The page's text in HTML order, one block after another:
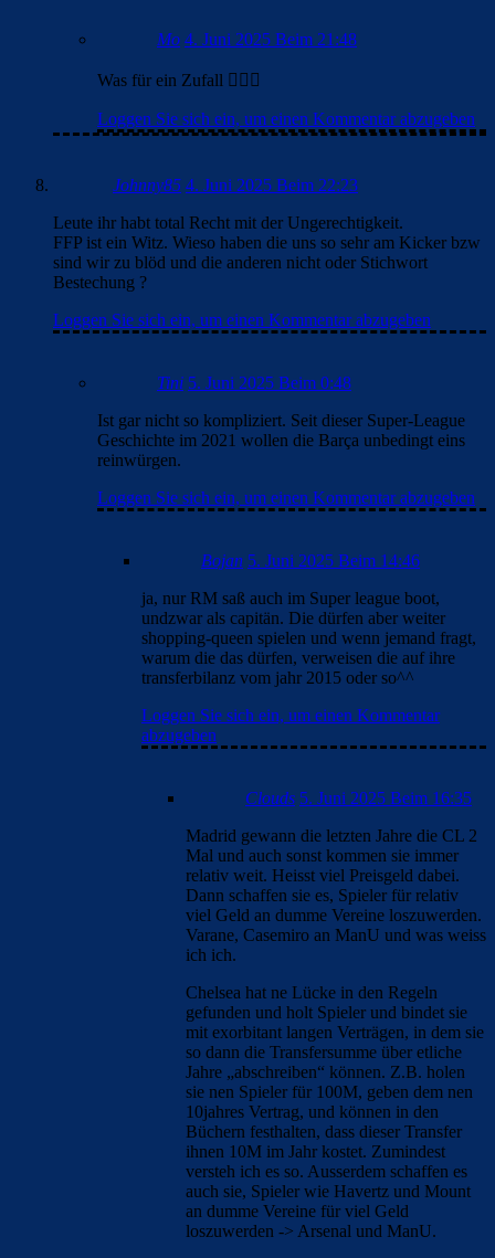
Mo 4. Juni 2025 Beim 21:48
Was für ein Zufall 🤷🏻‍♂️
Loggen Sie sich ein, um einen Kommentar abzugeben
Johnny85 4. Juni 2025 Beim 22:23
Leute ihr habt total Recht mit der Ungerechtigkeit.
FFP ist ein Witz. Wieso haben die uns so sehr am Kicker bzw
sind wir zu blöd und die anderen nicht oder Stichwort
Bestechung ?
Loggen Sie sich ein, um einen Kommentar abzugeben
Tini 5. Juni 2025 Beim 0:48
Ist gar nicht so kompliziert. Seit dieser Super-League
Geschichte im 2021 wollen die Barça unbedingt eins
reinwürgen.
Loggen Sie sich ein, um einen Kommentar abzugeben
Bojan 5. Juni 2025 Beim 14:46
ja, nur RM saß auch im Super league boot,
undzwar als capitän. Die dürfen aber weiter
shopping-queen spielen und wenn jemand fragt,
warum die das dürfen, verweisen die auf ihre
transferbilanz vom jahr 2015 oder so^^
Loggen Sie sich ein, um einen Kommentar
abzugeben
Clouds 5. Juni 2025 Beim 16:35
Madrid gewann die letzten Jahre die CL 2
Mal und auch sonst kommen sie immer
relativ weit. Heisst viel Preisgeld dabei.
Dann schaffen sie es, Spieler für relativ
viel Geld an dumme Vereine loszuwerden.
Varane, Casemiro an ManU und was weiss
ich ich.
Chelsea hat ne Lücke in den Regeln
gefunden und holt Spieler und bindet sie
mit exorbitant langen Verträgen, in dem sie
so dann die Transfersumme über etliche
Jahre „abschreiben“ können. Z.B. holen
sie nen Spieler für 100M, geben dem nen
10jahres Vertrag, und können in den
Büchern festhalten, dass dieser Transfer
ihnen 10M im Jahr kostet. Zumindest
versteh ich es so. Ausserdem schaffen es
auch sie, Spieler wie Havertz und Mount
an dumme Vereine für viel Geld
loszuwerden -> Arsenal und ManU.